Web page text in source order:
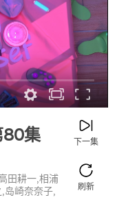
集 下一集
刷新
田耕一,相浦
岛崎奈奈子,